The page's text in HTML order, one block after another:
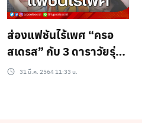
ส่องแฟชันไร้เพศ “ครอ
สเดรส” กับ 3 ดาราวัยรุ่น
ชายไทย
31 มี.ค. 2564 11:33 น.